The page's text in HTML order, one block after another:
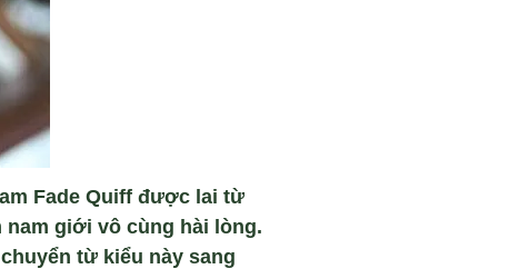
Fade Quiff được lai từ
nam giới vô cùng hài lòng.
từ kiểu này sang